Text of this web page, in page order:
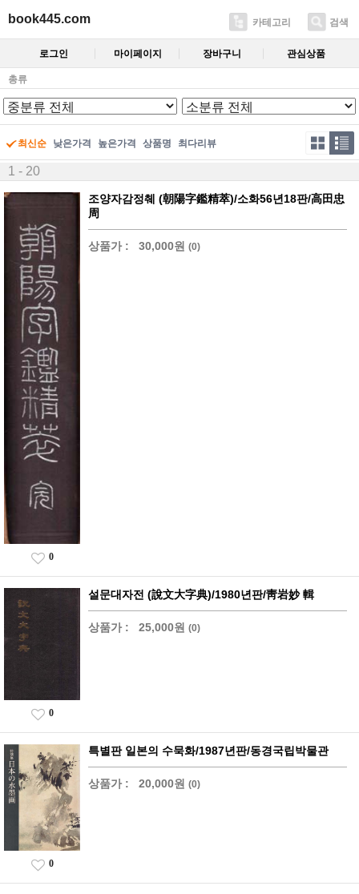
book445.com 카테고리 검색
로그인 마이페이지 장바구니 관심상품
총류
최신순 낮은가격 높은가격 상품명 최다리뷰
1 - 20
조양자감정췌 (朝陽字鑑精萃)/소화56년18판/高田忠
周
상품가 : 30,000원 (0)
0
설문대자전 (說文大字典)/1980년판/靑岩妙 輯
상품가 : 25,000원 (0)
0
특별판 일본의 수묵화/1987년판/동경국립박물관
상품가 : 20,000원 (0)
0